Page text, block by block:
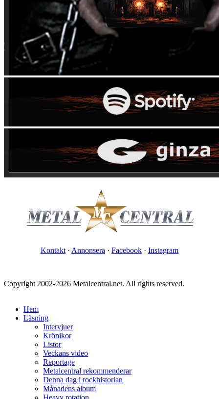
Kontakt · Annonsera · Facebook · Instagram
Copyright 2002-2026 Metalcentral.net. All rights reserved.
Hem
Läsning
Intervjuer
Krönikor
Listor
Veckans video
Reportage
Metalcentral rekommenderar
Denna dag i rockhistorian
Månadens album